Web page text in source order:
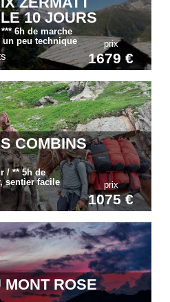
10 JOURS
6h de marche
peu technique
prix
1679 €
COMBINS
/ ** 5h de
sentier facile
prix
1075 €
MONT ROSE